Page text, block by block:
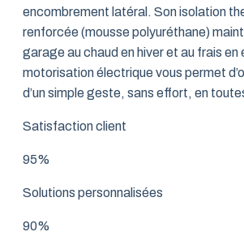
encombrement latéral. Son isolation
renforcée (mousse polyuréthane)
garage au chaud en hiver et au frais en
motorisation électrique vous permet
d’un simple geste, sans effort, en
Satisfaction client
95%
Solutions personnalisées
90%